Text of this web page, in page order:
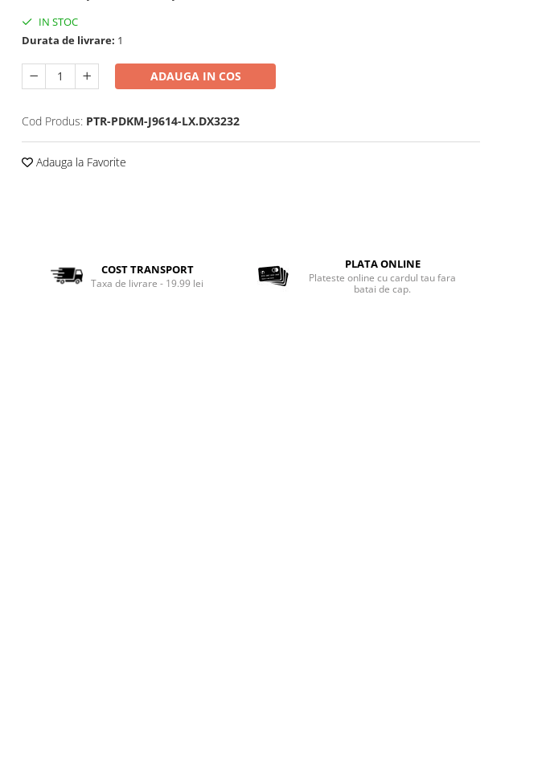
IN STOC
Durata de livrare: 1
ADAUGA IN COS
Cod Produs: PTR-PDKM-J9614-LX.DX3232
Adauga la Favorite
COST TRANSPORT
Taxa de livrare - 19.99 lei
PLATA ONLINE
Plateste online cu cardul tau fara
batai de cap.